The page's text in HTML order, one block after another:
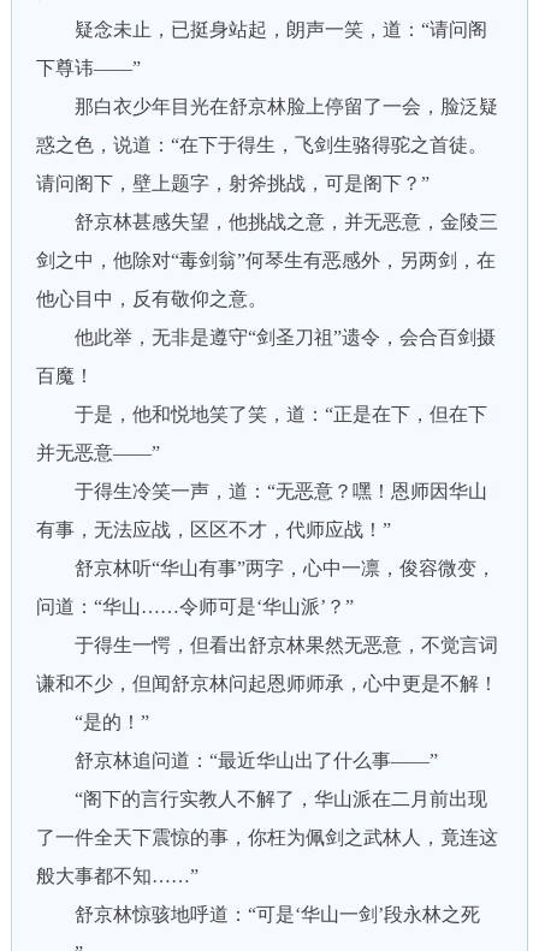
疑念未止，已挺身站起，朗声一笑，道：“请问阁
下尊讳——”
那白衣少年目光在舒京林脸上停留了一会，脸泛疑
惑之色，说道：“在下于得生，飞剑生骆得驼之首徒。
请问阁下，壁上题字，射斧挑战，可是阁下？”
舒京林甚感失望，他挑战之意，并无恶意，金陵三
剑之中，他除对“毒剑翁”何琴生有恶感外，另两剑，在
他心目中，反有敬仰之意。
他此举，无非是遵守“剑圣刀祖”遗令，会合百剑摄
百魔！
于是，他和悦地笑了笑，道：“正是在下，但在下
并无恶意——”
于得生冷笑一声，道：“无恶意？嘿！恩师因华山
有事，无法应战，区区不才，代师应战！”
舒京林听“华山有事”两字，心中一凛，俊容微变，
问道：“华山……令师可是‘华山派’？”
于得生一愕，但看出舒京林果然无恶意，不觉言词
谦和不少，但闻舒京林问起恩师师承，心中更是不解！
“是的！”
舒京林追问道：“最近华山出了什么事——”
“阁下的言行实教人不解了，华山派在二月前出现
了一件全天下震惊的事，你枉为佩剑之武林人，竟连这
般大事都不知……”
舒京林惊骇地呼道：“可是‘华山一剑’段永林之死